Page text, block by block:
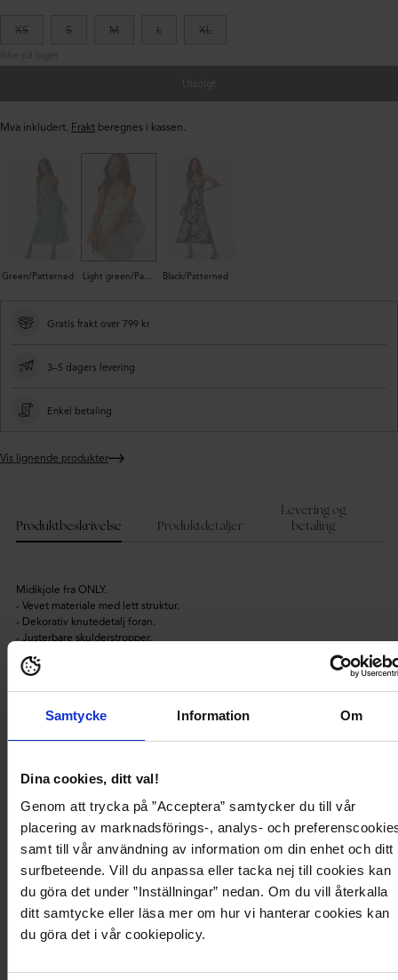
Samtycke Information Om
Dina cookies, ditt val!
Genom att trycka på ”Acceptera” samtycker du till vår
placering av marknadsförings-, analys- och
samt till vår användning av information om din enhet och ditt
surfbeteende. Vill du anpassa eller tacka nej till cookies kan
du göra det under ”Inställningar” nedan. Om du vill återkalla
ditt samtycke eller läsa mer om hur vi hanterar cookies kan
du göra det i vår cookiepolicy.
XS S M L XL
Mva inkludert. Frakt beregnes i kassen.
Green/Patterned Light green/Patterned Black/Patterned
Gratis frakt over 799 kr
3–5 dagers levering
Enkel betaling
Vis lignende produkter
handlekurven
Produktbeskrivelse Produktdetaljer
Levering og
betaling
Midikjole fra ONLY.
- Vevet materiale med lett struktur.
- Dekorativ knutedetalj foran.
- Justerbare skulderstropper.
- Skjult glidelås i ryggen.
- Lengde fra frontskulder: 129 cm i størrelse S.
allerede er i omløp, kan bruken av råmaterialer reduseres, og dette kan i sin
Produktbeskrivelse
Midikjole fra ONLY.
- Vevet materiale med lett struktur.
- Dekorativ knutedetalj foran.
- Justerbare skulderstropper.
- Skjult glidelås i ryggen.
- Lengde fra frontskulder: 129 cm i størrelse S.
- Resirkulert polyester produseres fremst av resirkulerte PET-flasker eller
produksjonsavfall fra tilvirkningsprosessen. Ved å bruke materialer som
tur lede til en redusert bruk av energi, kjemikalier og drivhusutslipp.